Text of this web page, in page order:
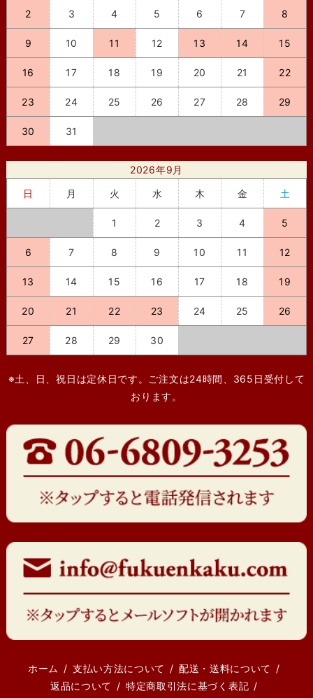
2 3 4 5 6 7 8
9 10 11 12 13 14 15
16 17 18 19 20 21 22
23 24 25 26 27 28 29
30 31
2026年9月
日
月 火 水 木 金 土
1 2 3 4 5
6 7 8 9 10 11 12
13 14 15 16 17 18 19
20 21 22 23 24 25 26
27 28 29 30
※土、日、祝日は定休日です。ご注文は24時間、365日受付して
おります。
ホーム 支払い方法について
配送・送料について
返品について
特定商取引法に基づく表記